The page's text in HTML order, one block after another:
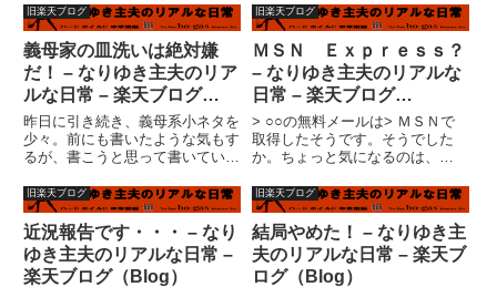
だ。子育てとは何かという論議に
興味はないが、誤解を招くのを恐
れずに言えば、「最近、子供たち
を真正面から受け止めないで、う
っ...
はっきりいって狭いと思う。家を
持っているというだけで幸せと言
えることではあるが、感謝すれば
広くなるというものでもなく、
狭...
旧楽天ブログ
義母家の皿洗いは絶対嫌
だ！ – なりゆき主夫のリア
ルな日常 – 楽天ブログ
（Blog）
昨日に引き続き、義母系小ネタを
少々。前にも書いたような気もす
るが、書こうと思って書いていな
タ。私の実家は中華料理屋。子供
の頃から大量の皿洗いは経験済み
だ。家庭の台所というのは確かに
使い使い難い。皿洗いするに
も、...
旧楽天ブログ
ＭＳＮ Ｅｘｐｒｅｓｓ？
– なりゆき主夫のリアルな
日常 – 楽天ブログ
（Blog）
> ○○の無料メールは> ＭＳＮで
取得したそうです。そうでした
か。ちょっと気になるのは、
ど・・・お金払ってませんか？>
最初にクイックして接続する所に
は> ＭＳＮ Ｅｘｐｒｅｓｓにな
っています。> ちなみに...
旧楽天ブログ
近況報告です・・・ – なり
ゆき主夫のリアルな日常 –
楽天ブログ（Blog）
旧楽天ブログ
結局やめた！ – なりゆき主
夫のリアルな日常 – 楽天ブ
ログ（Blog）